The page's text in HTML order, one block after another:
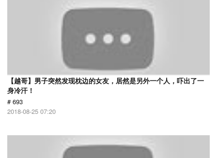
【越哥】男子突然发现枕边的女友，居然是另外一个人，吓出了一
身冷汗！
# 693
2018-08-25 07:20